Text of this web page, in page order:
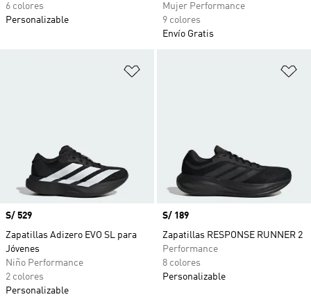
6 colores
Personalizable
Mujer Performance
9 colores
Envío Gratis
Precio
S/ 529
Zapatillas Adizero EVO SL para
Jóvenes
Niño Performance
2 colores
Personalizable
Precio
S/ 189
Zapatillas RESPONSE RUNNER 2
Performance
8 colores
Personalizable